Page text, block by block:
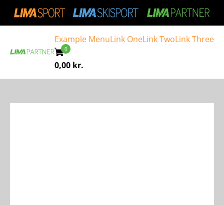
Example MenuLink OneLink TwoLink Three
0,00 kr.